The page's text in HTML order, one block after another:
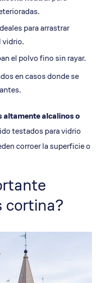
para arrastrar
vidrio.
el polvo fino sin rayar.
en casos donde se
altamente alcalinos o
testados para vidrio
corroer la superficie o
cortina?